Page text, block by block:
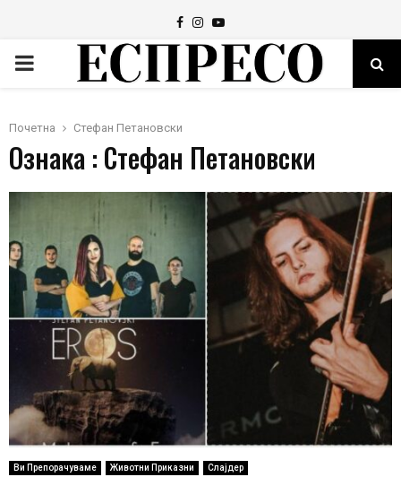
Facebook
Instagram
Youtube
PRIMARY
Почетна Стефан Петановски
Ознака : Стефан Петановски
Ви Препорачуваме Животни Приказни Слајдер